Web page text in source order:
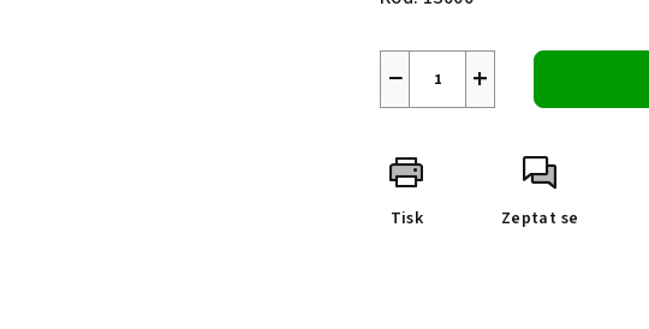
+
−
Tisk Zeptat se